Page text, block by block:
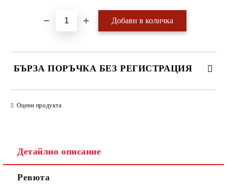
БЪРЗА ПОРЪЧКА БЕЗ РЕГИСТРАЦИЯ
Оцени продукта
Детайлно описание
Ревюта